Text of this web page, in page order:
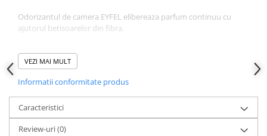
Odorizantul de camera EYFEL elibereaza parfum continuu cu
ajutorul betisoarelor din fibra.
EYFEL iti ofera tie si familiei tale o atmosfera plcuta, relaxanta si
parfumata.
Mod de folosire:
– Inlaturati capacul si scoateti dopul de plastic. Dupa aceea
puneti capacul din nou la loc.
VEZI MAI MULT
Informatii conformitate produs
Caracteristici
Review-uri(0)